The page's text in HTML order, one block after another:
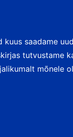
kuus saadame
tutvustame
mõnele